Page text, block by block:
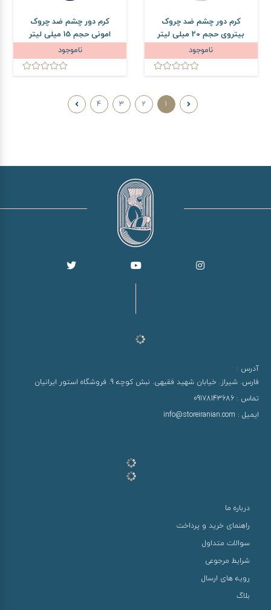
کرم دور چشم ضد چروک
بیتروی حجم 20 میلی لیتر
ناموجود
کرم دور چشم ضد چروک
امونی حجم 15 میلی لیتر
ناموجود
1
2
3
4
آدرس :
فارس. شیراز. خیابان شهید فقیهی. نبش کوچه 9. فروشگاه استور ایرانیان
تماس : 09178143686
ایمیل : info@storeiranian.com
درباره ما
راهنمای خرید و پرداخت
سوالات متداول
شرایط مرجوعی
رویه های ارسال
بلاگ